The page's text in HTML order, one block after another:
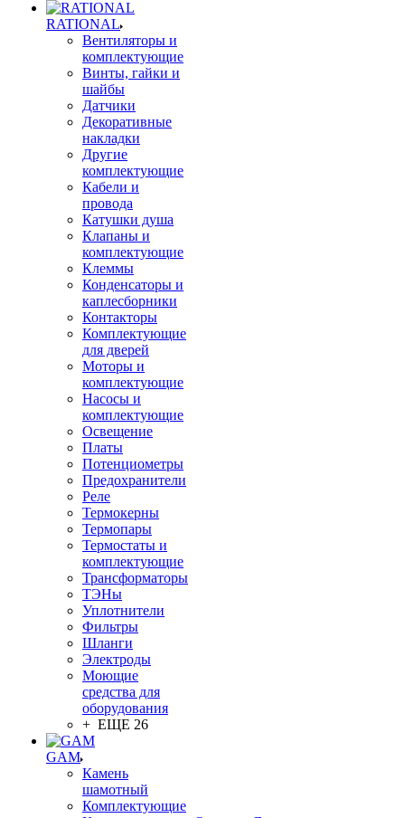
RATIONAL
Вентиляторы и
комплектующие
Винты, гайки и
шайбы
Датчики
Декоративные
накладки
Другие
комплектующие
Кабели и
провода
Катушки душа
Клапаны и
комплектующие
Клеммы
Конденсаторы и
каплесборники
Контакторы
Комплектующие
для дверей
Моторы и
комплектующие
Насосы и
комплектующие
Освещение
Платы
Потенциометры
Предохранители
Реле
Термокерны
Термопары
Термостаты и
комплектующие
Трансформаторы
ТЭНы
Уплотнители
Фильтры
Шланги
Электроды
Моющие
средства для
оборудования
+ ЕЩЕ 26
GAM
Камень
шамотный
Комплектующие